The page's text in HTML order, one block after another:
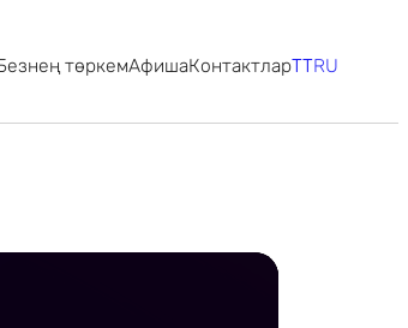
төркемАфишаКонтактларTTRU